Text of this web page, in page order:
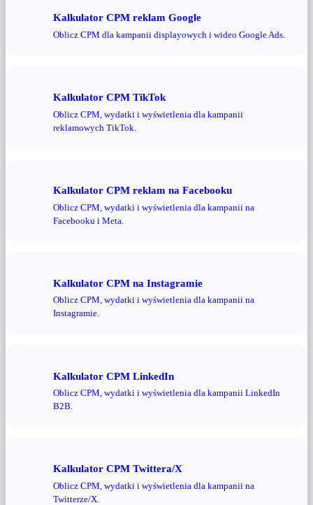
Kalkulator CPM reklam Google
Oblicz CPM dla kampanii displayowych i wideo Google Ads.
Kalkulator CPM TikTok
Oblicz CPM, wydatki i wyświetlenia dla kampanii
reklamowych TikTok.
Kalkulator CPM reklam na Facebooku
Oblicz CPM, wydatki i wyświetlenia dla kampanii na
Facebooku i Meta.
Kalkulator CPM na Instagramie
Oblicz CPM, wydatki i wyświetlenia dla kampanii na
Instagramie.
Kalkulator CPM LinkedIn
Oblicz CPM, wydatki i wyświetlenia dla kampanii LinkedIn
B2B.
Kalkulator CPM Twittera/X
Oblicz CPM, wydatki i wyświetlenia dla kampanii na
Twitterze/X.